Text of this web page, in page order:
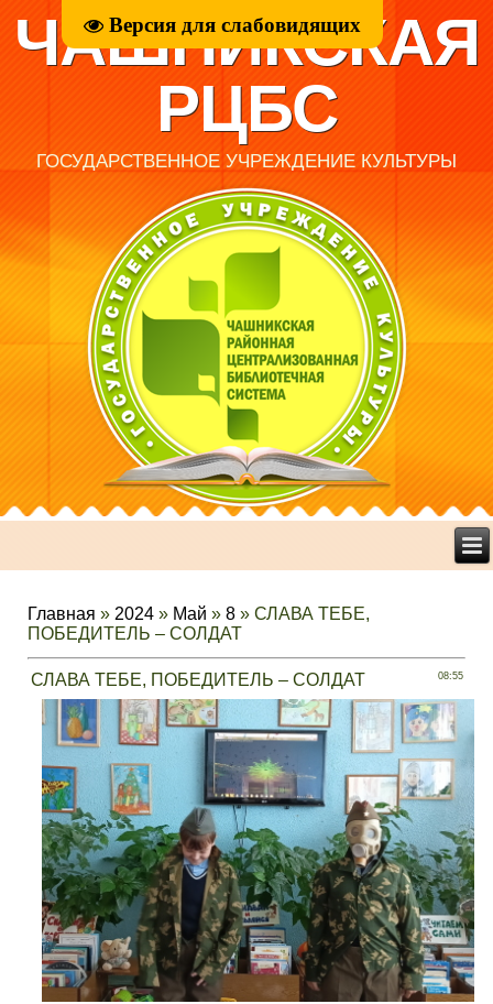
Версия для слабовидящих
ЧАШНИКСКАЯ
РЦБС
ГОСУДАРСТВЕННОЕ УЧРЕЖДЕНИЕ КУЛЬТУРЫ
Главная » 2024 » Май » 8 » СЛАВА ТЕБЕ,
ПОБЕДИТЕЛЬ – СОЛДАТ
08:55
СЛАВА ТЕБЕ, ПОБЕДИТЕЛЬ – СОЛДАТ